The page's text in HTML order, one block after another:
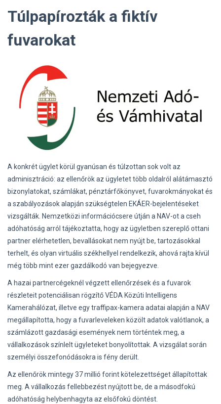
Túlpapírozták a fiktív
fuvarokat
A konkrét ügylet körül gyanúsan és túlzottan sok volt az
adminisztráció: az ellenőrök az ügyletet több oldalról alátámasztó
bizonylatokat, számlákat, pénztárfőkönyvet, fuvarokmányokat és
a szabályozások alapján szükségtelen EKÁER-bejelentéseket
vizsgálták. Nemzetközi információcsere útján a NAV-ot a cseh
adóhatóság arról tájékoztatta, hogy az ügyletben szereplő ottani
partner elérhetetlen, bevallásokat nem nyújt be, tartozásokkal
terhelt, és olyan virtuális székhellyel rendelkezik, ahová rajta kívül
még több mint ezer gazdálkodó van bejegyezve.
A hazai partnercégeknél végzett ellenőrzések és a fuvarok
részleteit potenciálisan rögzítő VÉDA Közúti Intelligens
Kamerahálózat, illetve egy traffipax-kamera adatai alapján a NAV
megállapította, hogy a fuvarleveleken közölt adatok valótlanok, a
számlázott gazdasági események nem történtek meg, a
vállalkozások színlelt ügyleteket bonyolítottak. A vizsgálat során
személyi összefonódásokra is fény derült.
Az ellenőrök mintegy 37 millió forint kötelezettséget állapítottak
meg. A vállalkozás fellebbezést nyújtott be, de a másodfokú
adóhatóság helybenhagyta az elsőfokú döntést.